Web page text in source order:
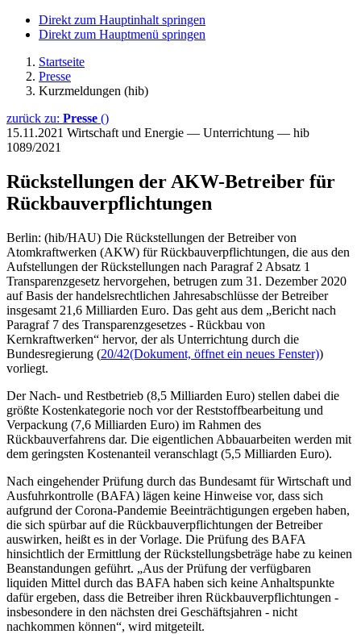
Direkt zum Hauptinhalt springen
Direkt zum Hauptmenü springen
Startseite
Presse
Kurzmeldungen (hib)
zurück zu: Presse ()
15.11.2021 Wirtschaft und Energie — Unterrichtung — hib
1089/2021
Rückstellungen der AKW-Betreiber für
Rückbauverpflichtungen
Berlin: (hib/HAU) Die Rückstellungen der Betreiber von
Atomkraftwerken (AKW) für Rückbauverpflichtungen, die aus den
Aufstellungen der Rückstellungen nach Paragraf 2 Absatz 1
Transparenzgesetz hervorgehen, betrugen zum 31. Dezember 2020
auf Basis der handelsrechtlichen Jahresabschlüsse der Betreiber
insgesamt 21,6 Milliarden Euro. Das geht aus dem „Bericht nach
Paragraf 7 des Transparenzgesetzes - Rückbau von
Kernkraftwerken“ hervor, der als Unterrichtung durch die
Bundesregierung (20/42(Dokument, öffnet ein neues Fenster))
vorliegt.
Der Nach- und Restbetrieb (8,5 Milliarden Euro) stellen dabei die
größte Kostenkategorie noch vor der Reststoffbearbeitung und
Verpackung (7,6 Milliarden Euro) im Rahmen des
Rückbauverfahrens dar. Die eigentlichen Abbauarbeiten werden mit
dem geringsten Kostenanteil veranschlagt (5,5 Milliarden Euro).
Nach eingehender Prüfung durch das Bundesamt für Wirtschaft und
Ausfuhrkontrolle (BAFA) lägen keine Hinweise vor, dass sich
aufgrund der Corona-Pandemie Beeinträchtigungen ergeben haben,
die sich spürbar auf die Rückbauverpflichtungen der Betreiber
auswirken, heißt es in der Vorlage. Die Prüfung des BAFA
hinsichtlich der Ermittlung der Rückstellungsbeträge habe zu keinen
Beanstandungen geführt. „Aus der Prüfung der verfügbaren
liquiden Mittel durch das BAFA haben sich keine Anhaltspunkte
dafür ergeben, dass die Betreiber ihren Rückbauverpflichtungen -
insbesondere in den nächsten drei Geschäftsjahren - nicht
nachkommen können“, wird mitgeteilt.